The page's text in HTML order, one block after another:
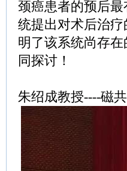
颈癌患者的预后
统提出对术后治
明了该系统尚存
同探讨！
朱绍成教授----磁